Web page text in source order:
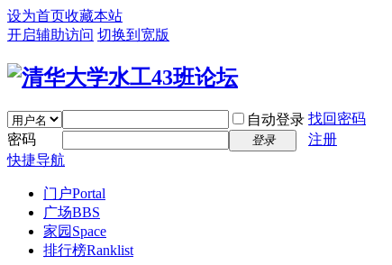
设为首页收藏本站
开启辅助访问 切换到宽版
自动登录 找回密码
密码
登录
注册
快捷导航
门户Portal
广场BBS
家园 Space
排行榜Ranklist